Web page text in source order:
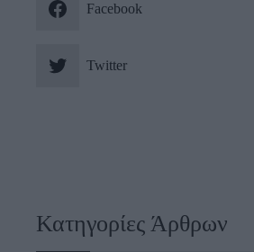
Facebook
Twitter
Κατηγορίες Άρθρων